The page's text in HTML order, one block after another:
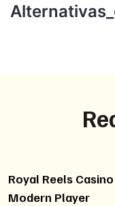
Royal Reels
Modern Player